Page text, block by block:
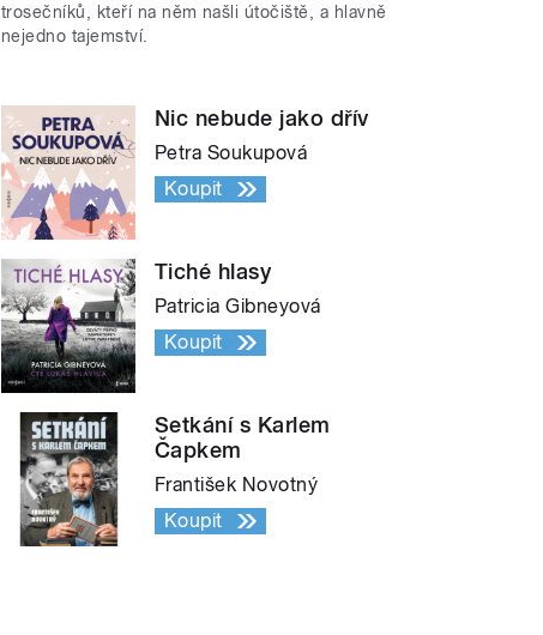
trosečníků, kteří na něm našli útočiště, a hlavně
nejedno tajemství.
Nic nebude jako dřív
Petra Soukupová
Koupit
Tiché hlasy
Patricia Gibneyová
Koupit
Setkání s Karlem
Čapkem
František Novotný
Koupit